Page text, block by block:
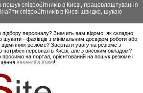
співробітників в Києві, працевлаштування
співробітників в Києві швидко, шукаю
персоналу? Значить вам відомо, як складно
шукати - фахівців з мінімальним досвідом роботи або
відмінним резюме? Звертати увагу на резюме з
потрібен персонал в Києві, але з високим окладом?
просимо на портал, орієнтований на пошук резюме і
вакансії в Києві!